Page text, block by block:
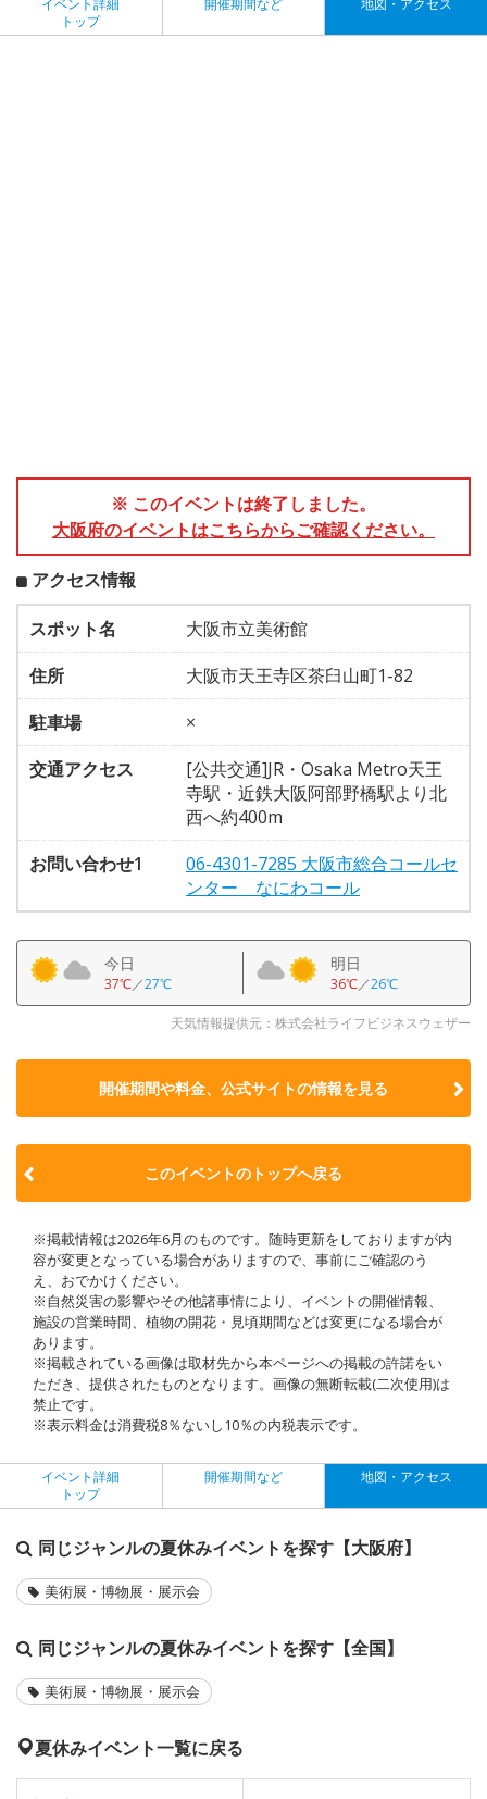
トップ
※ このイベントは終了しました。
大阪府のイベントはこちらからご確認ください。
アクセス情報
スポット名
大阪市立美術館
住所
大阪市天王寺区茶臼山町1-82
駐車場
×
交通アクセス
[公共交通]JR・Osaka Metro天王
寺駅・近鉄大阪阿部野橋駅より北
西へ約400m
お問い合わせ1
06-4301-7285 大阪市総合コールセ
ンター なにわコール
今日
37℃／27℃
明日
36℃／26℃
天気情報提供元：株式会社ライフビジネスウェザー
開催期間や料金、公式サイトの情報を見る
このイベントのトップへ戻る
※掲載情報は2026年6月のものです。随時更新をしておりますが内
容が変更となっている場合がありますので、事前にご確認のう
え、おでかけください。
※自然災害の影響やその他諸事情により、イベントの開催情報、
施設の営業時間、植物の開花・見頃期間などは変更になる場合が
あります。
※掲載されている画像は取材先から本ページへの掲載の許諾をい
ただき、提供されたものとなります。画像の無断転載(二次使用)は
禁止です。
※表示料金は消費税8％ないし10％の内税表示です。
イベント詳細
トップ
開催期間など 地図・アクセス
同じジャンルの夏休みイベントを探す【大阪府】
美術展・博物展・展示会
同じジャンルの夏休みイベントを探す【全国】
美術展・博物展・展示会
夏休みイベント一覧に戻る